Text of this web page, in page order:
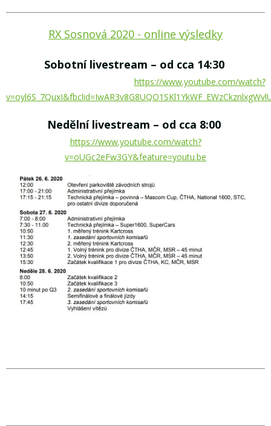
RX Sosnová 2020 - online výsledky
Sobotní livestream – od cca 14:30
https://www.youtube.com/watch?
Nedělní livestream – od cca 8:00
https://www.youtube.com/watch?
v=oUGc2eFw3GY&feature=youtu.be